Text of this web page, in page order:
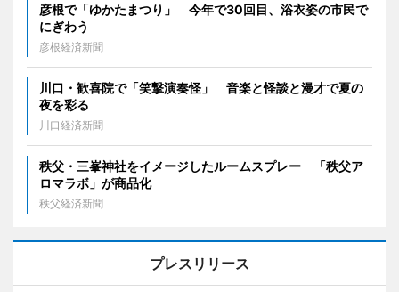
彦根で「ゆかたまつり」 今年で30回目、浴衣姿の市民で
にぎわう
彦根経済新聞
川口・歓喜院で「笑撃演奏怪」 音楽と怪談と漫才で夏の
夜を彩る
川口経済新聞
秩父・三峯神社をイメージしたルームスプレー 「秩父ア
ロマラボ」が商品化
秩父経済新聞
プレスリリース